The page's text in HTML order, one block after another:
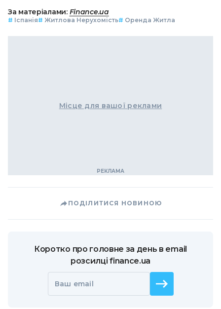
За матеріалами: Finance.ua
# Іспанія# Житлова Нерухомість# Оренда Житла
Місце для вашої реклами
ПОДІЛИТИСЯ НОВИНОЮ
Коротко про головне за день в email
розсилці finance.ua
Ваш email